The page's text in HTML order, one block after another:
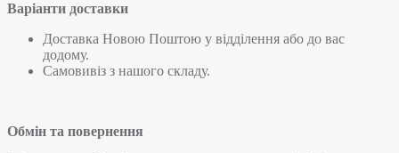
Варіанти доставки
Доставка Новою Поштою у відділення або до вас
додому.
Самовивіз з нашого складу.
Обмін та повернення